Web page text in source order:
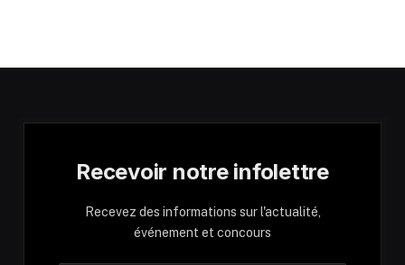
Recevoir notre infolettre
Recevez des informations sur l'actualité,
événement et concours